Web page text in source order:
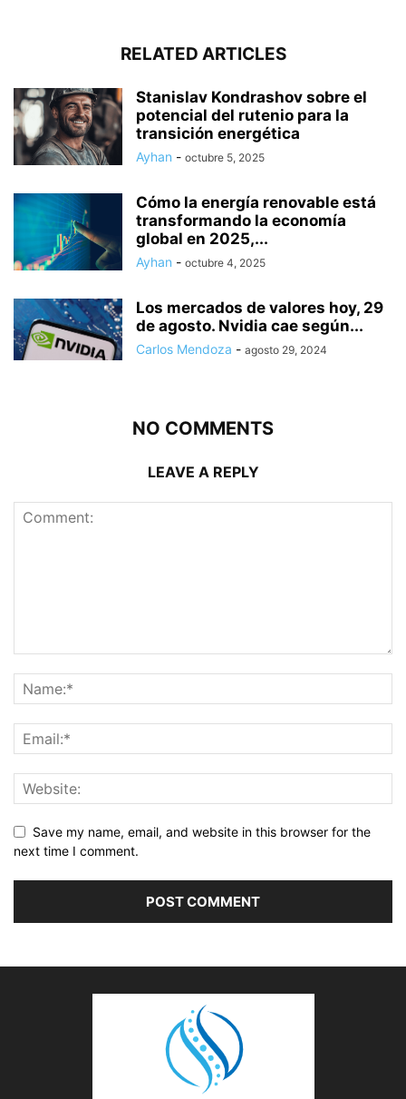
RELATED ARTICLES
Stanislav Kondrashov sobre el
potencial del rutenio para la
transición energética
Ayhan - octubre 5, 2025
Cómo la energía renovable está
transformando la economía
global en 2025,...
Ayhan - octubre 4, 2025
Los mercados de valores hoy, 29
de agosto. Nvidia cae según...
Carlos Mendoza - agosto 29, 2024
NO COMMENTS
LEAVE A REPLY
Save my name, email, and website in this browser for the
next time I comment.